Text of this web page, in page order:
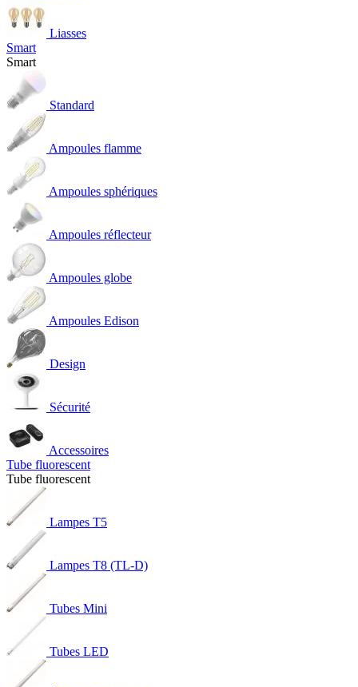
Liasses
Smart
Smart
Standard
Ampoules flamme
Ampoules sphériques
Ampoules réflecteur
Ampoules globe
Ampoules Edison
Design
Sécurité
Accessoires
Tube fluorescent
Tube fluorescent
Lampes T5
Lampes T8 (TL-D)
Tubes Mini
Tubes LED